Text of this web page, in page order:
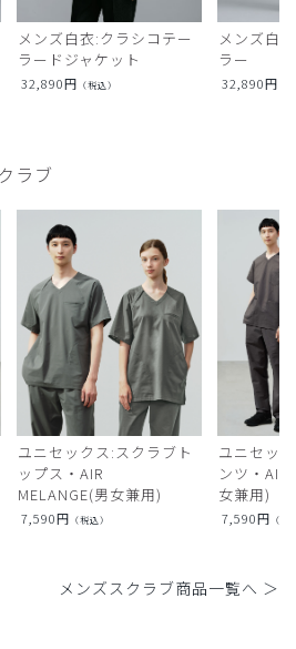
メンズ白衣:クラシコテー
ラードジャケット
32,890円 （税込）
メンズ白
ラー
32,890円
ラブ
ユニセックス:スクラブト
ップス・AIR
MELANGE(男女兼用)
7,590円 （税込）
ユニセッ
ンツ・AIR
女兼用)
7,590円 （税
メンズスクラブ商品一覧へ ＞